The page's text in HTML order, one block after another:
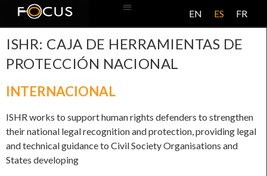
EN ES FR
ISHR: CAJA DE HERRAMIENTAS DE
PROTECCIÓN NACIONAL
INTERNACIONAL
ISHR works to support human rights defenders to strengthen
their national legal recognition and protection, providing legal
and technical guidance to Civil Society Organisations and
States developing